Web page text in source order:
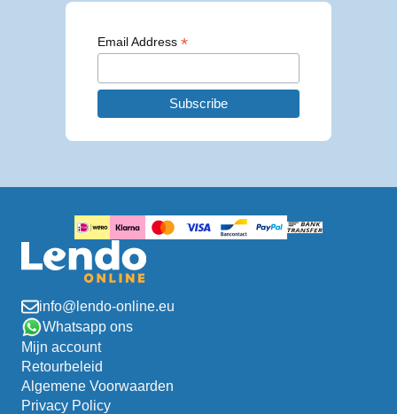
Email Address *
info@lendo-online.eu
Whatsapp ons
Mijn account
Retourbeleid
Algemene Voorwaarden
Privacy Policy